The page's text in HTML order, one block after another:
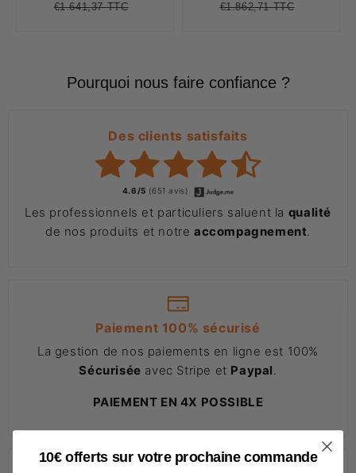
Prix
€1.641,37 TTC€1.641,37
Prix
€1.862,71 TTC€1.862,71
Pourquoi nous faire confiance ?
Des clients satisfaits
4.6/5 (651 avis)
Les professionnels et particuliers saluent la qualité
de nos produits et notre accompagnement
Paiement 100% sécurisé
La gestion de nos paiements en ligne est 100%
Sécurisée avec Stripe et Paypal
PAIEMENT EN 4X POSSIBLE
10€ offerts sur votre prochaine commande